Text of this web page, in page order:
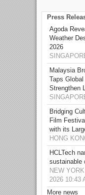
Press
Agoda
Weather
2026
Malaysia
Taps
Strengthen
Bridging
Film
with its
HONG
HCLTech
sustainable
NEW
2026 10:43
More news